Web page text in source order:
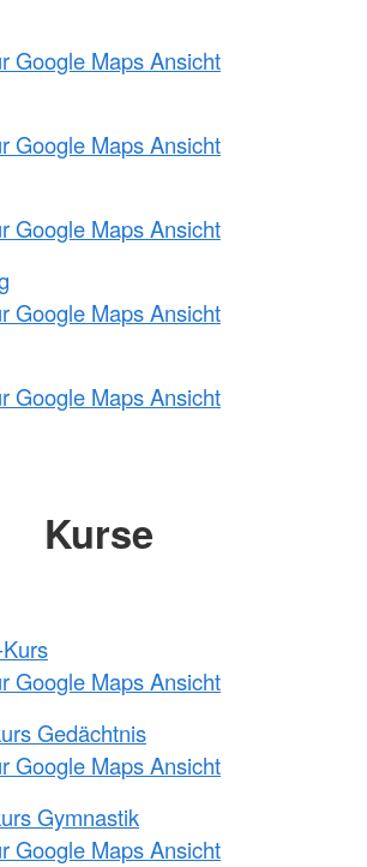
Google Maps Ansicht
Google Maps Ansicht
Google Maps Ansicht
Google Maps Ansicht
Google Maps Ansicht
Kurse
Google Maps Ansicht
Gedächtnis
Google Maps Ansicht
Gymnastik
Google Maps Ansicht